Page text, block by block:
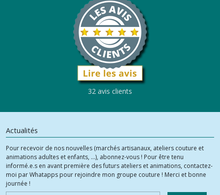
32 avis clients
Actualités
Pour recevoir de nos nouvelles (marchés artisanaux, ateliers couture et
animations adultes et enfants, ...), abonnez-vous ! Pour être tenu
informé.e.s en avant première des futurs ateliers et animations, contactez-
moi par Whatapps pour rejoindre mon groupe couture ! Merci et bonne
journée !